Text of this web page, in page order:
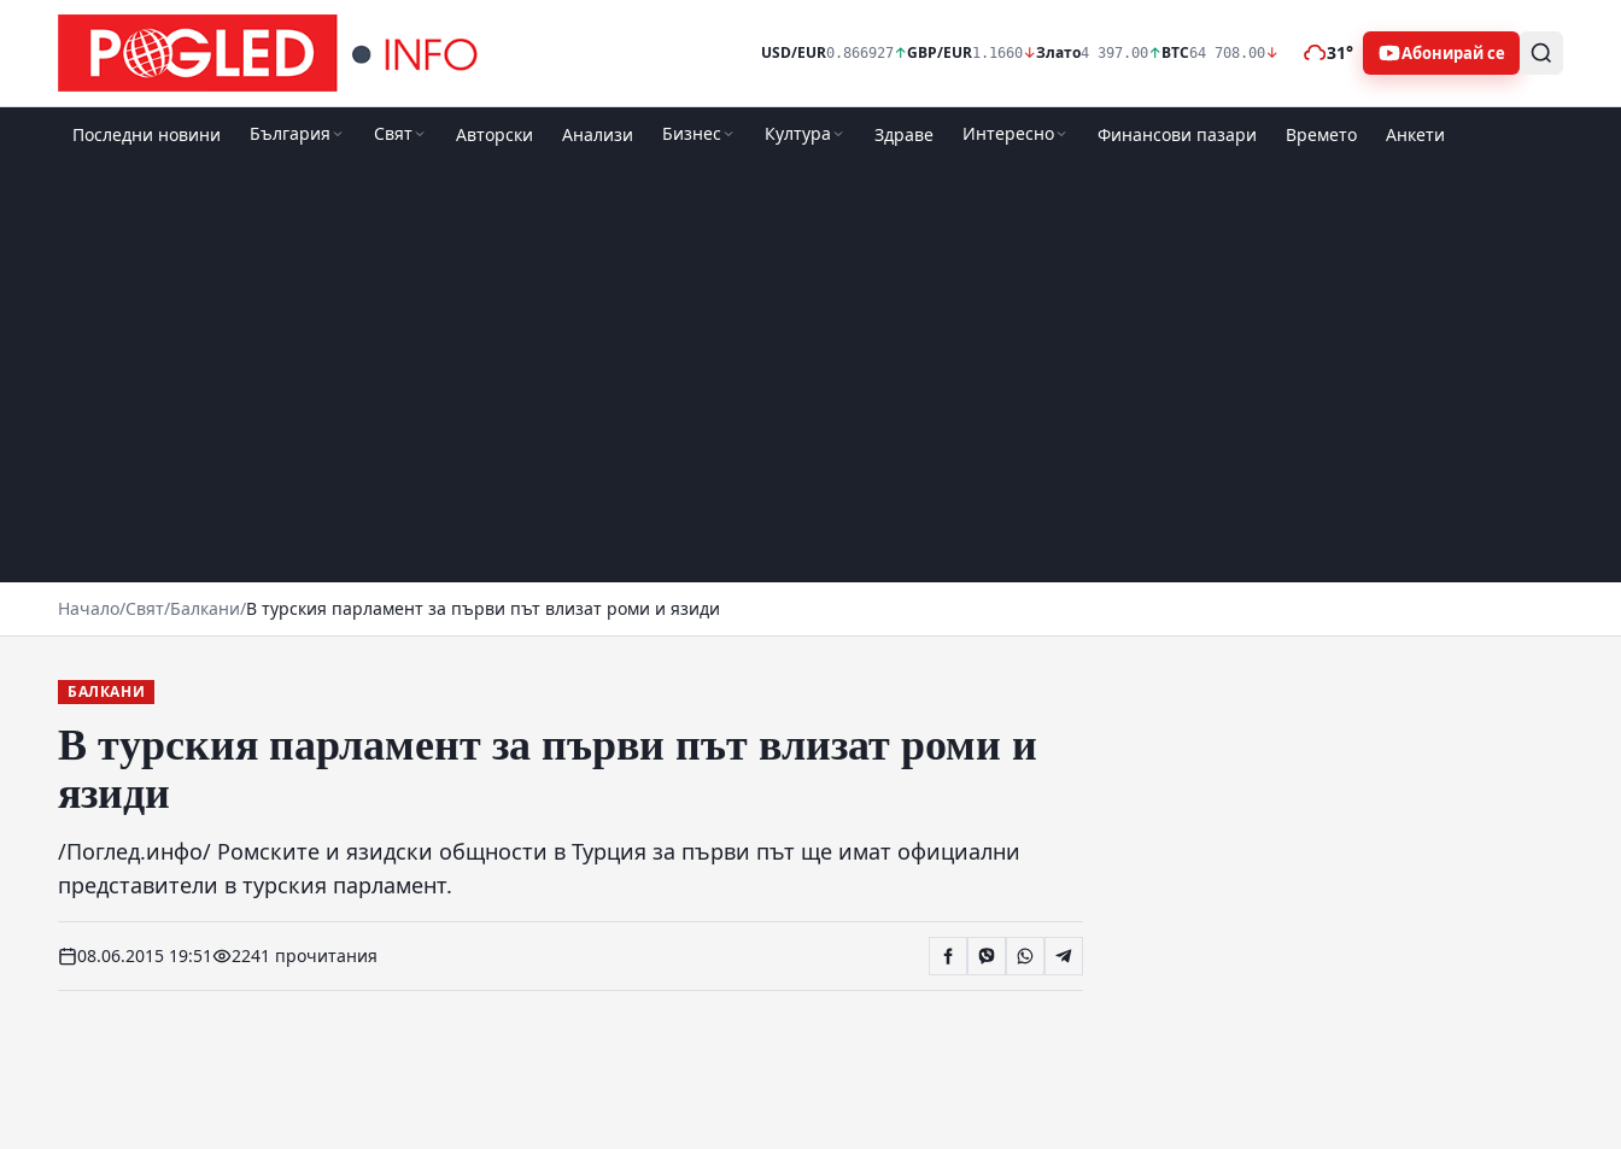
USD/EUR0.866927↑GBP/EUR1.1660↓Злато4 397.00↑BTC64 708.00↓ 31° Абонирай се
Последни новини България Свят Авторски Анализи Бизнес Култура Здраве Интересно Финансови пазари Времето Анкети
Начало/Свят/Балкани/В турския парламент за първи път влизат роми и язиди
БАЛКАНИ
В турския парламент за първи път влизат роми и
язиди
/Поглед.инфо/ Ромските и язидски общности в Турция за първи път ще имат официални
представители в турския парламент.
08.06.2015 19:51 2241 прочитания